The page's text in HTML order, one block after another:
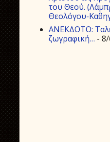
του Θεού.
Θεολόγου-
ΑΝΕΚΔΟΤΟ:
ζωγραφική… -